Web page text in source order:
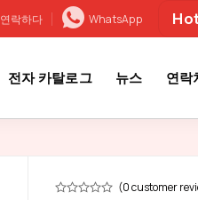
연락하다 WhatsApp
전자 카탈로그 뉴스 연락
(0customer